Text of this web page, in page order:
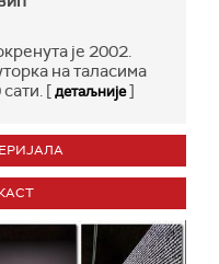
je 2002.
на таласима
[детаљније]